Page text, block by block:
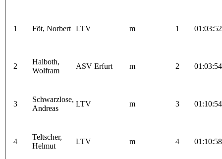
1 Föt, Norbert LTV m 1 01:03:52
2
Halboth,
Wolfram
ASV Erfurt m 2 01:03:54
3
Schwarzlose,
Andreas
LTV m 3 01:10:54
4
Teltscher,
Helmut
LTV m 4 01:10:58